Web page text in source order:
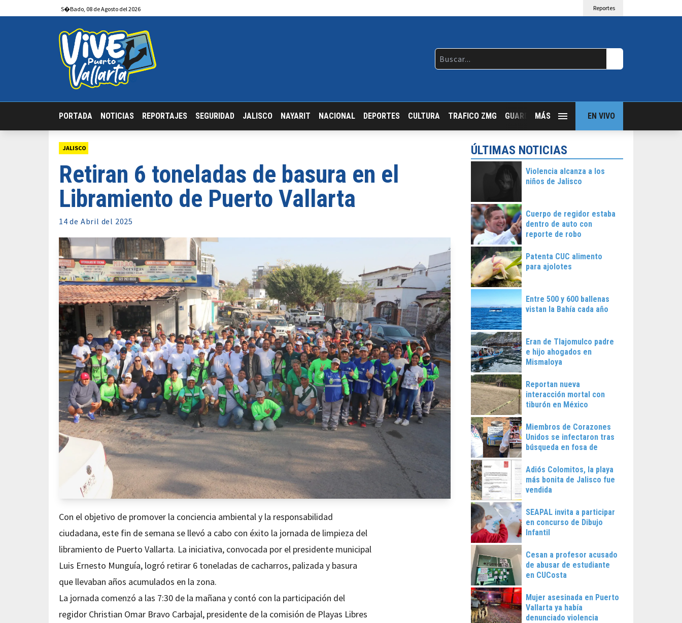
S�bado, 08 deAgosto del 2026 Reportes
PORTADA NOTICIAS REPORTAJES SEGURIDAD JALISCO NAYARIT NACIONAL DEPORTES CULTURA TRAFICO ZMG GUARDIA NOCTURNA GUADALAJARA FOLLOW
MÁS EN VIVO
JALISCO
Retiran 6 toneladas de basura en el
Libramiento de Puerto Vallarta
14 de Abril del 2025
Con el objetivo de promover la conciencia ambiental y la responsabilidad
ciudadana, este fin de semana se llevó a cabo con éxito la jornada de limpieza del
libramiento de Puerto Vallarta. La iniciativa, convocada por el presidente municipal
Luis Ernesto Munguía, logró retirar 6 toneladas de cacharros, palizada y basura
que llevaban años acumulados en la zona.
La jornada comenzó a las 7:30 de la mañana y contó con la participación del
regidor Christian Omar Bravo Carbajal, presidente de la comisión de Playas Libres
ÚLTIMAS NOTICIAS
Violencia alcanza a los
niños de Jalisco
Cuerpo de regidor estaba
dentro de auto con
reporte de robo
Patenta CUC alimento
para ajolotes
Entre 500 y 600 ballenas
vistan la Bahía cada año
Eran de Tlajomulco padre
e hijo ahogados en
Mismaloya
Reportan nueva
interacción mortal con
tiburón en México
Miembros de Corazones
Unidos se infectaron tras
búsqueda en fosa de
Adiós Colomitos, la playa
más bonita de Jalisco fue
vendida
SEAPAL invita a participar
en concurso de Dibujo
Infantil
Cesan a profesor acusado
de abusar de estudiante
en CUCosta
Mujer asesinada en Puerto
Vallarta ya había
denunciado violencia